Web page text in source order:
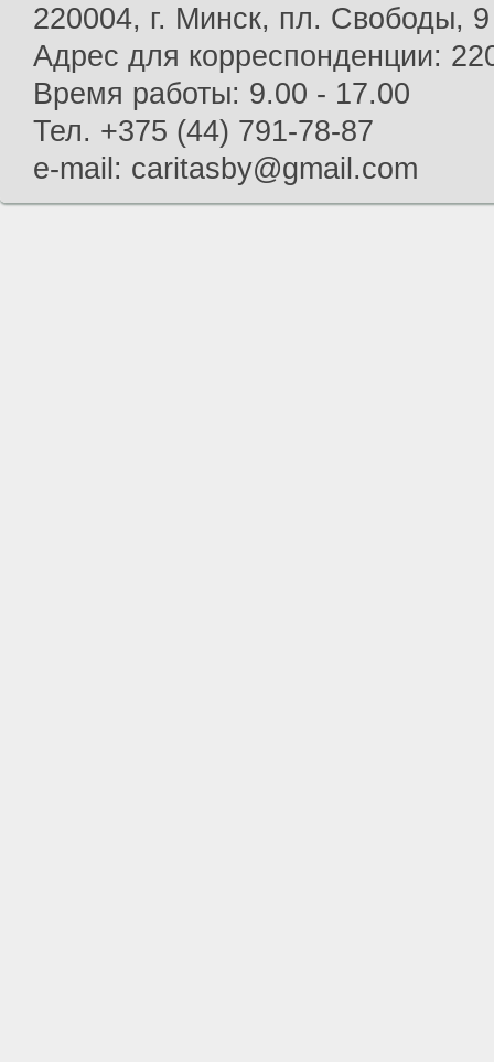
220004, г. Минск, пл. Свободы, 9
Адрес для корреспонденции:
Время работы: 9.00 - 17.00
Тел. +375 (44) 791-78-87
e-mail: caritasby@gmail.com